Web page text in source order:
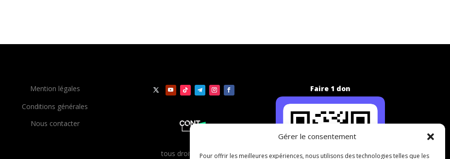
Gérer le consentement
Pour offrir les meilleures expériences, nous utilisons des technologies telles que les
Mention légales
Conditions générales
Nous contacter
tous droits réservés
Faire 1 don